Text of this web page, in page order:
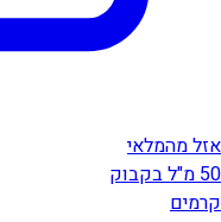
אזל מהמלאי
50 מ"ל בקבוק
קרמים